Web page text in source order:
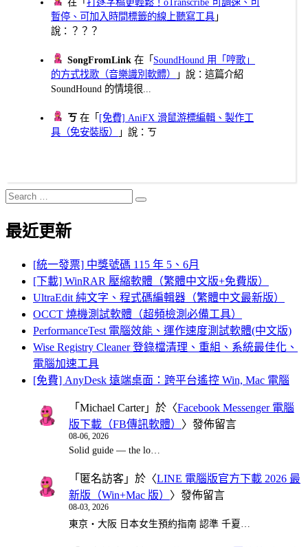
暫停、可加入時間標籤的線上聽寫工具 」
說：？？？
SongFromLink 在「 SoundHound 用「哼歌」
的方式找歌（音樂識別軟體）
」說：這篇介紹
SoundHound 的情境很...
ㄎ 在「 [免費] AniFX 滑鼠游標編輯、製作工
具（免安裝版）
」說：ㄎ
Search
for:
Search
最近更新
[統一發票] 中獎號碼 115 年 5、6月
[下載] WinRAR 壓縮軟體（繁體中文版+免費版）
UltraEdit 純文字、程式碼編輯器（繁體中文最新版）
OCCT 燒機測試軟體（超頻檢測必備工具）
PerformanceTest 電腦效能、運作速度測試軟體(中文版)
Wise Registry Cleaner 登錄檔清理、重組、系統最佳化、
電腦加速工具
[免費] AnyDesk 遠端桌面：跨平台遙控 Win, Mac 電腦
「 Michael Carter」於〈Facebook Messenger 電腦
版下載（FB傳訊軟體） 〉發佈留言
08-06, 2026
Solid guide — the lo…
「 匿名訪客 」於〈LINE 電腦版官方下載 2026 最
新版（Win+Mac 版） 〉發佈留言
08-03, 2026
東京・大阪 日本女生預約指南 認準 千夏…